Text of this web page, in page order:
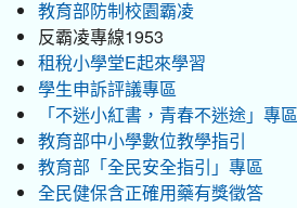
教育部防制校園霸凌
反霸凌專線1953
租稅小學堂E起來學習
學生申訴評議專區
「不迷小紅書，青春不迷途」專區
教育部中小學數位教學指引
教育部「全民安全指引」專區
全民健保含正確用藥有獎徵答